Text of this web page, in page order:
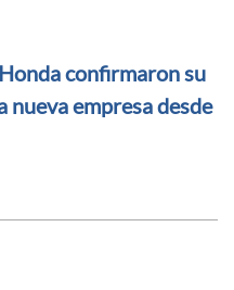
confirmaron su
nueva empresa desde